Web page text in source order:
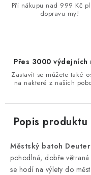
Při nákupu nad 999 Kč
dopravu my!
Přes 3000 výdejních
Zastavit se můžete také
na nakteré z našich
Popis produktu
Městský batoh
pohodlná, dobře
se hodí na výlety do